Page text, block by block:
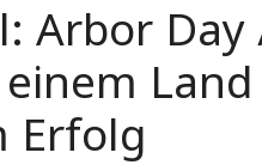
Arbor Day
Erfolg